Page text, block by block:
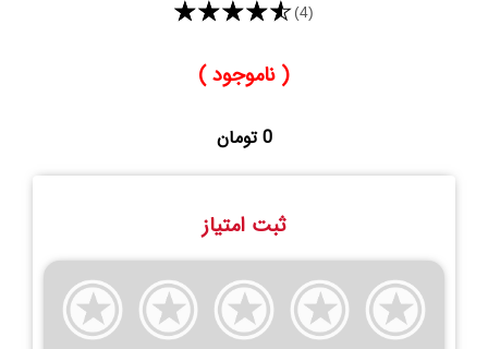
★★★★★(4)
( ناموجود )
0 تومان
ثبت امتیاز